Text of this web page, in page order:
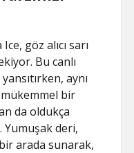
göz alıcı sarı
Bu canlı
aynı
bir
da oldukça
deri,
arada sunarak,